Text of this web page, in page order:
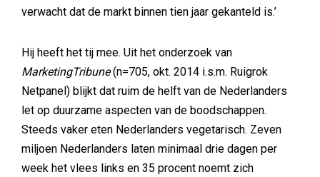
verwacht dat de markt binnen tien jaar gekanteld is.’
Hij heeft het tij mee. Uit het onderzoek van
MarketingTribune(n=705, okt. 2014 i.s.m. Ruigrok
Netpanel) blijkt dat ruim de helft van de Nederlanders
let op duurzame aspecten van de boodschappen.
Steeds vaker eten Nederlanders vegetarisch. Zeven
miljoen Nederlanders laten minimaal drie dagen per
week het vlees links en 35 procent noemt zich